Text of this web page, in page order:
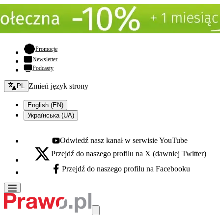
Promocje- otwiera się w nowej karcie
Newsletter
Podcasty
Zmień język - bieżący:
PL Zmień język strony
English (EN)
Українська (UA)
Youtube - otwiera się w nowej karcie
Odwiedź nasz kanał w serwisie YouTube
X - otwiera się w nowej karcie
Przejdź do naszego profilu na X (dawniej Twitter)
Facebook - otwiera się w nowej karcie
Przejdź do naszego profilu na Facebooku